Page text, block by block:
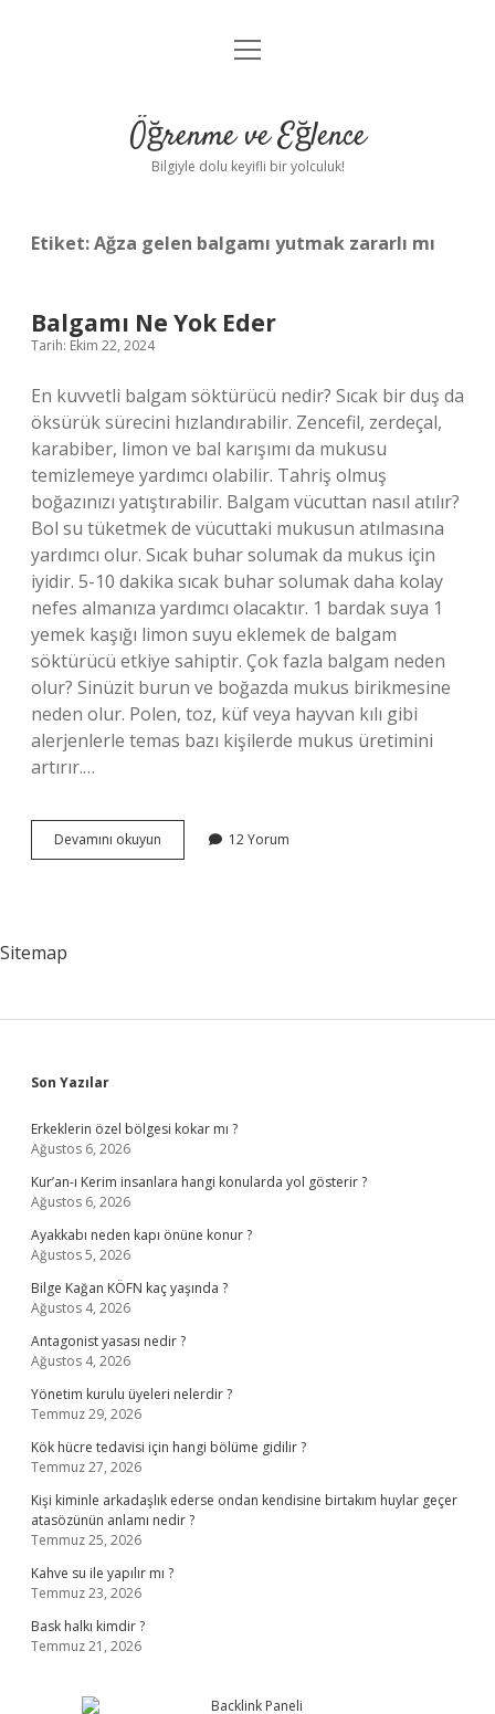
Anasayfa
Yasal Uyarı
menüyü
Öğrenme ve Eğlence
Bilgiyle dolu keyifli bir yolculuk!
Etiket:Ağza gelen balgamı yutmak zararlı mı
Balgamı Ne Yok Eder
Tarih: Ekim 22, 2024
En kuvvetli balgam söktürücü nedir? Sıcak bir duş da
öksürük sürecini hızlandırabilir. Zencefil, zerdeçal,
karabiber, limon ve bal karışımı da mukusu
temizlemeye yardımcı olabilir. Tahriş olmuş
boğazınızı yatıştırabilir. Balgam vücuttan nasıl atılır?
Bol su tüketmek de vücuttaki mukusun atılmasına
yardımcı olur. Sıcak buhar solumak da mukus için
iyidir. 5-10 dakika sıcak buhar solumak daha kolay
nefes almanıza yardımcı olacaktır. 1 bardak suya 1
yemek kaşığı limon suyu eklemek de balgam
söktürücü etkiye sahiptir. Çok fazla balgam neden
olur? Sinüzit burun ve boğazda mukus birikmesine
neden olur. Polen, toz, küf veya hayvan kılı gibi
alerjenlerle temas bazı kişilerde mukus üretimini
artırır.…
Devamını okuyun Balgamı
Ne
12 Yorum
Sitemap
Sidebar
Son Yazılar
Erkeklerin özel bölgesi kokar mı ?
Ağustos 6, 2026
Kur’an-ı Kerim insanlara hangi konularda yol gösterir ?
Ağustos 6, 2026
Ayakkabı neden kapı önüne konur ?
Ağustos 5, 2026
Bilge Kağan KÖFN kaç yaşında ?
Ağustos 4, 2026
Antagonist yasası nedir ?
Ağustos 4, 2026
Yönetim kurulu üyeleri nelerdir ?
Temmuz 29, 2026
Kök hücre tedavisi için hangi bölüme gidilir ?
Temmuz 27, 2026
Kişi kiminle arkadaşlık ederse ondan kendisine birtakım huylar geçer
atasözünün anlamı nedir ?
Temmuz 25, 2026
Kahve su ile yapılır mı ?
Temmuz 23, 2026
Bask halkı kimdir ?
Temmuz 21, 2026